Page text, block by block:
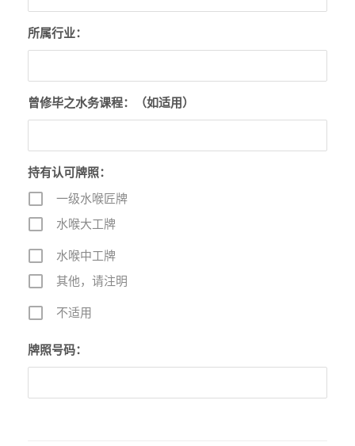
所属行业：
曾修毕之水务课程：（如适用）
持有认可牌照：
一级水喉匠牌
水喉大工牌
水喉中工牌
其他，请注明
不适用
牌照号码：